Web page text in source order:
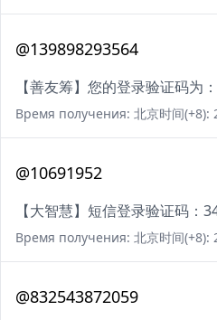
@139898293564
【善友筹】您的登录验证码为
Время получения: 北京时间(+8):
@10691952
【大智慧】短信登录验证码：
Время получения: 北京时间(+8):
@832543872059